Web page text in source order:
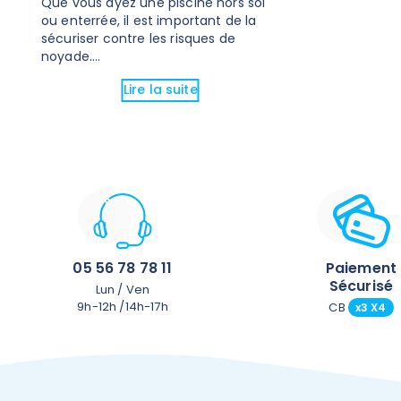
ou enterrée, il est important de la
sécuriser contre les risques de
noyade....
Lire la suite
05 56 78 78 11
Lun / Ven
9h-12h /14h-17h
Paiement
Sécurisé
CB x3 X4